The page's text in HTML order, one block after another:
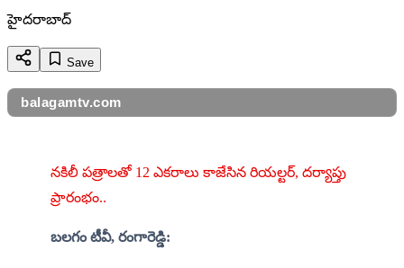
హైదరాబాద్
Save
balagamtv.com
నకిలీ పత్రాలతో 12 ఎకరాలు కాజేసిన రియల్టర్, దర్యాప్తు
ప్రారంభం..
బలగం టీవీ, రంగారెడ్డి: